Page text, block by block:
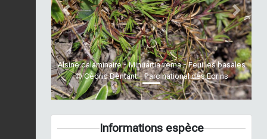
Alsine calaminaire - Minuartia verna - Feuilles basales
© Cédric Dentant - Parc national des Ecrins
Previous Next
Informations espèce